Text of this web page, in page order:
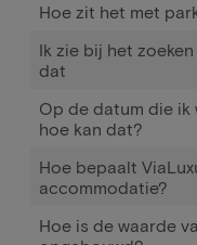
Hoe zit het met
Ik zie bij het
dat
Op de datum die ik
hoe kan dat?
Hoe bepaalt
accommodatie?
Hoe is de waarde